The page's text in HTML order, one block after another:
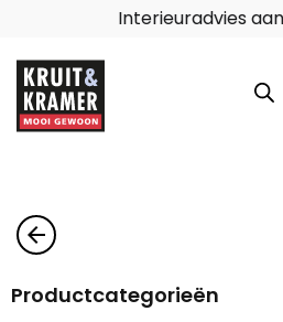
arrow_back
Productcategorieën